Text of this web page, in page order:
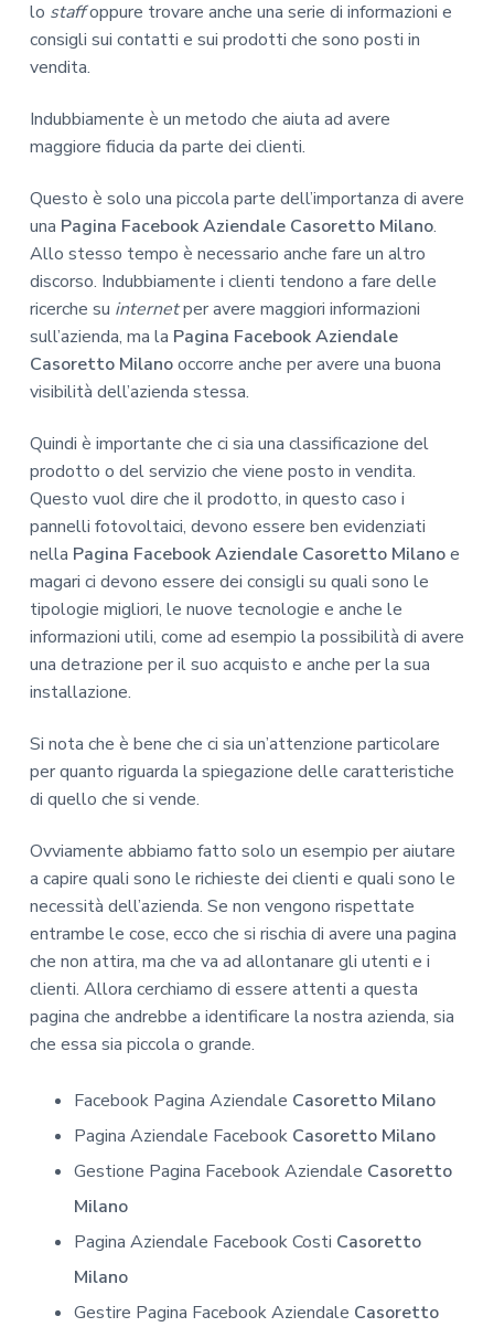
lo staffoppure trovare anche una serie di informazioni e
consigli sui contatti e sui prodotti che sono posti in
vendita.
Indubbiamente è un metodo che aiuta ad avere
maggiore fiducia da parte dei clienti.
Questo è solo una piccola parte dell’importanza di avere
una Pagina Facebook Aziendale Casoretto Milano.
Allo stesso tempo è necessario anche fare un altro
discorso. Indubbiamente i clienti tendono a fare delle
ricerche su internetper avere maggiori informazioni
sull’azienda, ma la Pagina Facebook Aziendale
Casoretto Milanooccorre anche per avere una buona
visibilità dell’azienda stessa.
Quindi è importante che ci sia una classificazione del
prodotto o del servizio che viene posto in vendita.
Questo vuol dire che il prodotto, in questo caso i
pannelli fotovoltaici, devono essere ben evidenziati
nella Pagina Facebook Aziendale Casoretto Milanoe
magari ci devono essere dei consigli su quali sono le
tipologie migliori, le nuove tecnologie e anche le
informazioni utili, come ad esempio la possibilità di avere
una detrazione per il suo acquisto e anche per la sua
installazione.
Si nota che è bene che ci sia un’attenzione particolare
per quanto riguarda la spiegazione delle caratteristiche
di quello che si vende.
Ovviamente abbiamo fatto solo un esempio per aiutare
a capire quali sono le richieste dei clienti e quali sono le
necessità dell’azienda. Se non vengono rispettate
entrambe le cose, ecco che si rischia di avere una pagina
che non attira, ma che va ad allontanare gli utenti e i
clienti. Allora cerchiamo di essere attenti a questa
pagina che andrebbe a identificare la nostra azienda, sia
che essa sia piccola o grande.
Facebook Pagina Aziendale Casoretto Milano
Pagina Aziendale Facebook Casoretto Milano
Gestione Pagina Facebook Aziendale Casoretto
Milano
Pagina Aziendale Facebook Costi Casoretto
Milano
Gestire Pagina Facebook Aziendale Casoretto